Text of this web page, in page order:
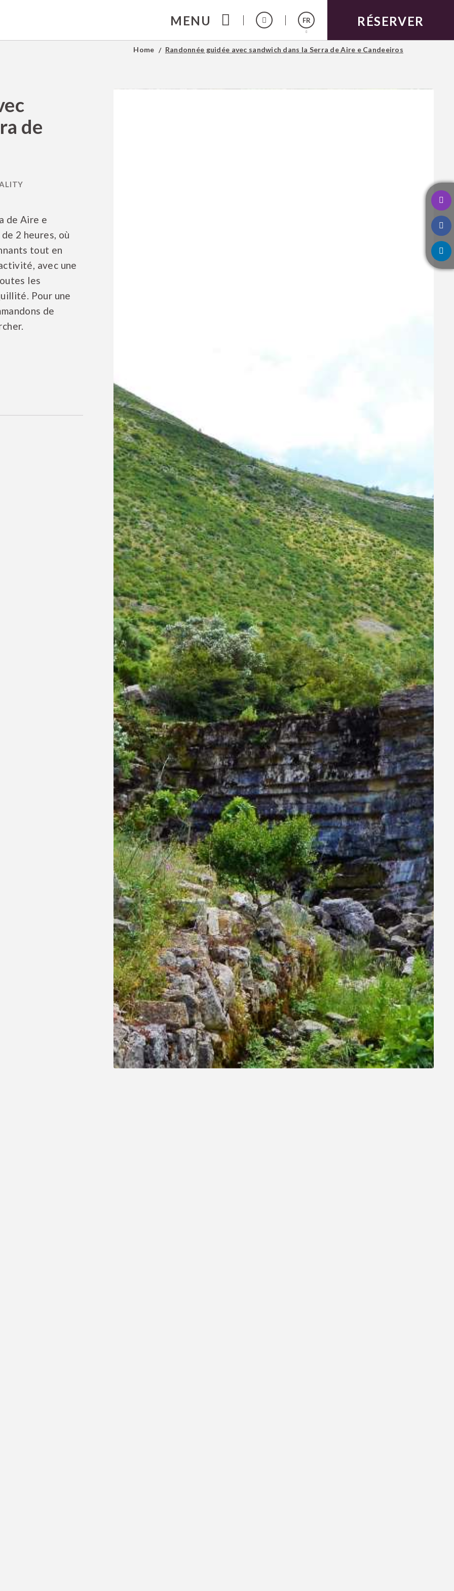
MENU FR
Español
RÉSERVER
l´SDivine Fátima Hotel Congress & Spirituality à Fátima. Site Web Officiel.
Home Randonnée guidée avec sandwich dans la Serra de Aire e Candeeiros
de
de Aire e
2 heures, où
tout en
avec une
les
Pour une
de
Le partenaire idéal pour vos
événements !
Nous garantissons une organisation impeccable et nous
adaptons à vos besoins spécifiques.
Consultez l’offre de notre centre de congrès et laissez-nous
démontrer notre capacité à répondre à vos attentes.
EN SAVOIR PLUS
Découvrez les expériences et offres spéciales que nous avons
préparées pour vous.
EN SAVOIR PLUS